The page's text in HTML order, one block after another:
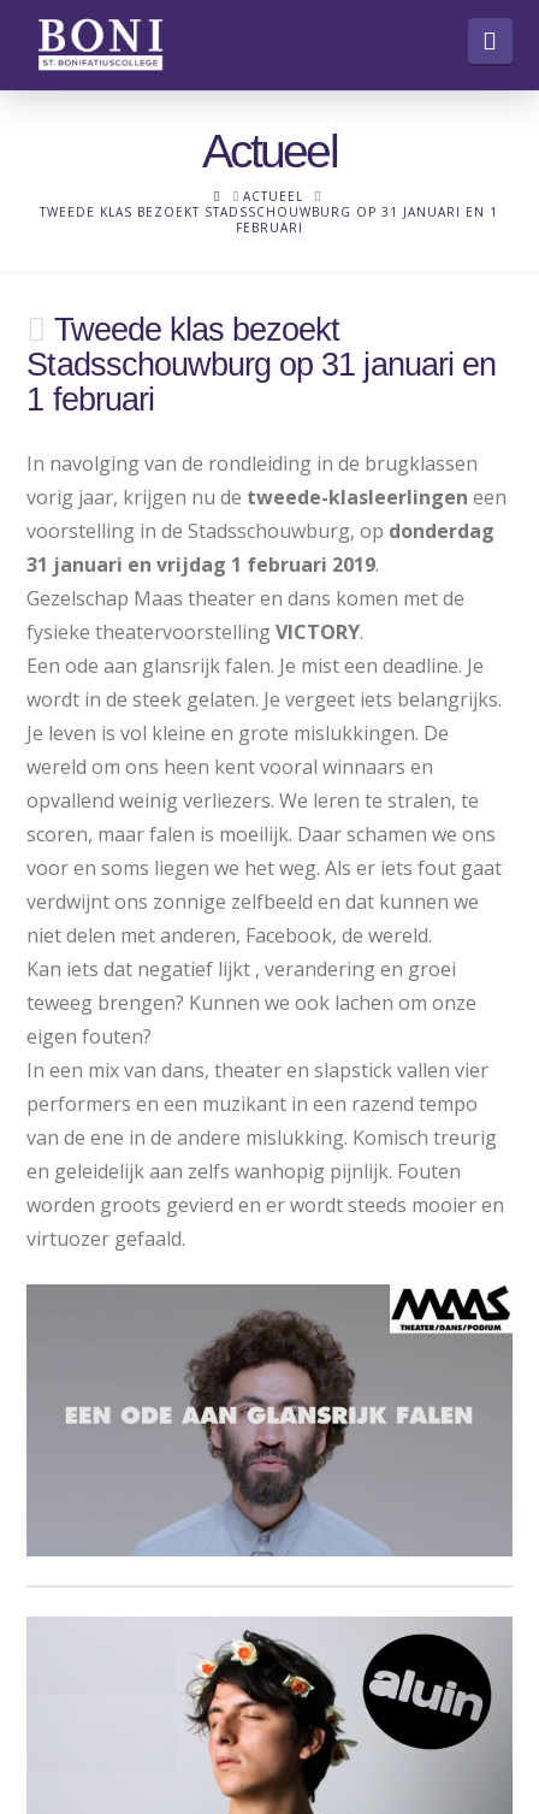
Actueel
HOME
ACTUEEL
TWEEDE KLAS BEZOEKT STADSSCHOUWBURG OP 31 JANUARI EN 1
FEBRUARI
Tweede klas bezoekt
Stadsschouwburg op 31 januari en
1 februari
In navolging van de rondleiding in de brugklassen
vorig jaar, krijgen nu de tweede-klasleerlingen een
voorstelling in de Stadsschouwburg, op donderdag
31 januari en vrijdag 1 februari 2019.
Gezelschap Maas theater en dans komen met de
fysieke theatervoorstellingVICTORY.
Een ode aan glansrijk falen. Je mist een deadline. Je
wordt in de steek gelaten. Je vergeet iets belangrijks.
Je leven is vol kleine en grote mislukkingen. De
wereld om ons heen kent vooral winnaars en
opvallend weinig verliezers. We leren te stralen, te
scoren, maar falen is moeilijk. Daar schamen we ons
voor en soms liegen we het weg. Als er iets fout gaat
verdwijnt ons zonnige zelfbeeld en dat kunnen we
niet delen met anderen, Facebook, de wereld.
Kan iets dat negatief lijkt , verandering en groei
teweeg brengen? Kunnen we ook lachen om onze
eigen fouten?
In een mix van dans, theater en slapstick vallen vier
performers en een muzikant in een razend tempo
van de ene in de andere mislukking. Komisch treurig
en geleidelijk aan zelfs wanhopig pijnlijk. Fouten
worden groots gevierd en er wordt steeds mooier en
virtuozer gefaald.